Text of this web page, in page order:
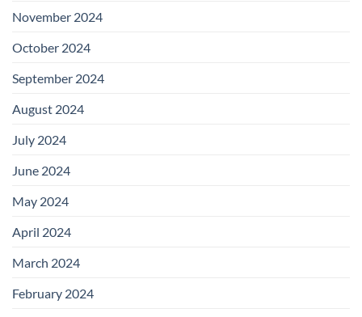
November 2024
October 2024
September 2024
August 2024
July 2024
June 2024
May 2024
April 2024
March 2024
February 2024